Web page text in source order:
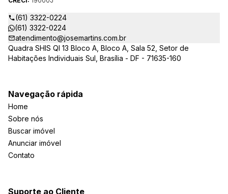
(61) 3322-0224
(61) 3322-0224
atendimento@josemartins.com.br
Quadra SHIS QI 13 Bloco A, Bloco A, Sala 52, Setor de
Habitações Individuais Sul, Brasília - DF - 71635-160
Navegação rápida
Home
Sobre nós
Buscar imóvel
Anunciar imóvel
Contato
Suporte ao Cliente